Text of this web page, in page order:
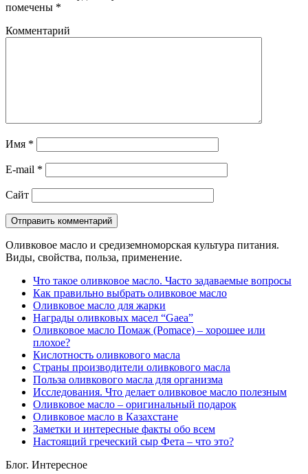
помечены *
Комментарий
Имя *
E-mail *
Сайт
Оливковое масло и средиземноморская культура питания.
Виды, свойства, польза, применение.
Что такое оливковое масло. Часто задаваемые вопросы
Как правильно выбрать оливковое масло
Оливковое масло для жарки
Награды оливковых масел “Gaea”
Оливковое масло Помаж (Pomace) – хорошее или
плохое?
Кислотность оливкового масла
Страны производители оливкового масла
Польза оливкового масла для организма
Исследования. Что делает оливковое масло полезным
Оливковое масло – оригинальный подарок
Оливковое масло в Казахстане
Заметки и интересные факты обо всем
Настоящий греческий сыр Фета – что это?
Блог. Интересное